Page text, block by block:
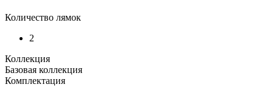
Количество лямок
2
Коллекция
Базовая коллекция
Комплектация